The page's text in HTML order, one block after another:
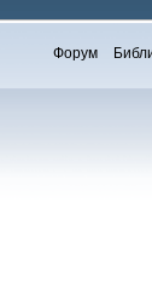
Форум